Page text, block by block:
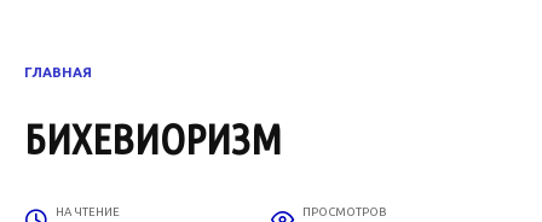
ГЛАВНАЯ
БИХЕВИОРИЗМ
НА ЧТЕНИЕ ПРОСМОТРОВ